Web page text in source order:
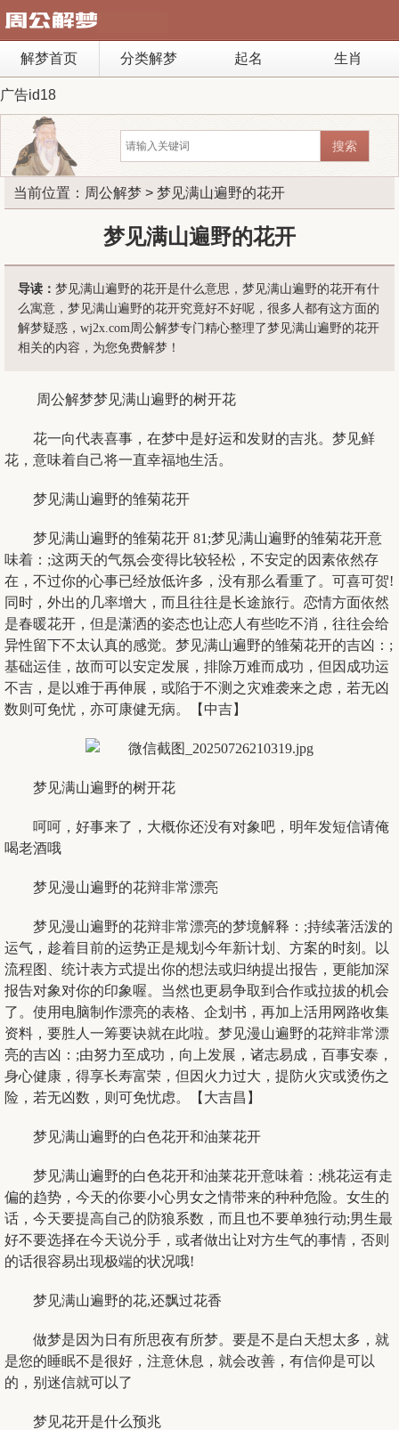
解梦首页 分类解梦 起名 生肖
广告id18
当前位置： 周公解梦 > 梦见满山遍野的花开
梦见满山遍野的花开
导读： 梦见满山遍野的花开是什么意思，梦见满山遍野的花开有什
么寓意，梦见满山遍野的花开究竟好不好呢，很多人都有这方面的
解梦疑惑，wj2x.com周公解梦专门精心整理了梦见满山遍野的花开
相关的内容，为您免费解梦！
周公解梦梦见满山遍野的树开花
花一向代表喜事，在梦中是好运和发财的吉兆。梦见鲜
花，意味着自己将一直幸福地生活。
梦见满山遍野的雏菊花开
梦见满山遍野的雏菊花开 81;梦见满山遍野的雏菊花开意
味着：;这两天的气氛会变得比较轻松，不安定的因素依然存
在，不过你的心事已经放低许多，没有那么看重了。可喜可贺!
同时，外出的几率增大，而且往往是长途旅行。恋情方面依然
是春暖花开，但是潇洒的姿态也让恋人有些吃不消，往往会给
异性留下不太认真的感觉。梦见满山遍野的雏菊花开的吉凶：;
基础运佳，故而可以安定发展，排除万难而成功，但因成功运
不吉，是以难于再伸展，或陷于不测之灾难袭来之虑，若无凶
数则可免忧，亦可康健无病。【中吉】
梦见满山遍野的树开花
呵呵，好事来了，大概你还没有对象吧，明年发短信请俺
喝老酒哦
梦见漫山遍野的花辩非常漂亮
梦见漫山遍野的花辩非常漂亮的梦境解释：;持续著活泼的
运气，趁着目前的运势正是规划今年新计划、方案的时刻。以
流程图、统计表方式提出你的想法或归纳提出报告，更能加深
报告对象对你的印象喔。当然也更易争取到合作或拉拔的机会
了。使用电脑制作漂亮的表格、企划书，再加上活用网路收集
资料，要胜人一筹要诀就在此啦。梦见漫山遍野的花辩非常漂
亮的吉凶：;由努力至成功，向上发展，诸志易成，百事安泰，
身心健康，得享长寿富荣，但因火力过大，提防火灾或烫伤之
险，若无凶数，则可免忧虑。【大吉昌】
梦见满山遍野的白色花开和油莱花开
梦见满山遍野的白色花开和油莱花开意味着：;桃花运有走
偏的趋势，今天的你要小心男女之情带来的种种危险。女生的
话，今天要提高自己的防狼系数，而且也不要单独行动;男生最
好不要选择在今天说分手，或者做出让对方生气的事情，否则
的话很容易出现极端的状况哦!
梦见满山遍野的花,还飘过花香
做梦是因为日有所思夜有所梦。要是不是白天想太多，就
是您的睡眠不是很好，注意休息，就会改善，有信仰是可以
的，别迷信就可以了
梦见花开是什么预兆